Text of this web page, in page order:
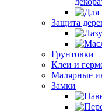
Защита
Грунтовки
Клеи и
Малярные
Замки